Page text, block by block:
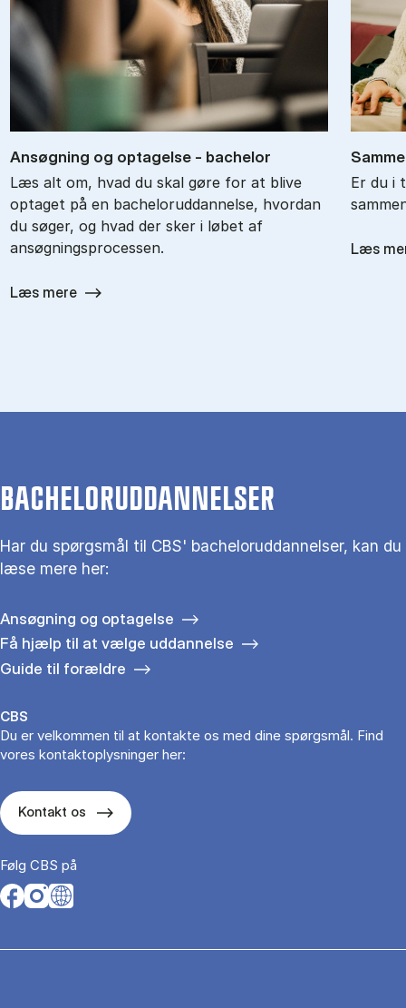
An­søg­ning og op­ta­gel­se - ba­chel­or
Læs alt om, hvad du skal gøre for at blive
optaget på en bacheloruddannelse, hvordan
du søger, og hvad der sker i løbet af
ansøgningsprocessen.
Læs mere
Er du i
Læs
BACHELORUDDANNELSER
Har du spørgsmål til CBS' bacheloruddannelser, kan du
læse mere her:
Ansøgning og optagelse
Få hjælp til at vælge uddannelse
Guide til forældre
CBS
Du er velkommen til at kontakte os med dine spørgsmål. Find
vores kontaktoplysninger her:
Kontakt os
Følg CBS på
Opens in a new tab
Opens in a new tab
Opens in a new tab